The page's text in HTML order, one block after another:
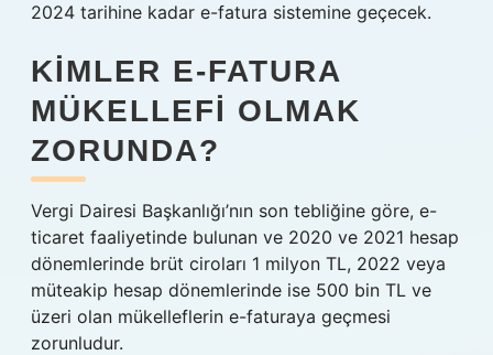
2024 tarihine kadar e-fatura sistemine geçecek.
KIMLER E-FATURA
MÜKELLEFI OLMAK
ZORUNDA?
Vergi Dairesi Başkanlığı’nın son tebliğine göre, e-
ticaret faaliyetinde bulunan ve 2020 ve 2021 hesap
dönemlerinde brüt ciroları 1 milyon TL, 2022 veya
müteakip hesap dönemlerinde ise 500 bin TL ve
üzeri olan mükelleflerin e-faturaya geçmesi
zorunludur.